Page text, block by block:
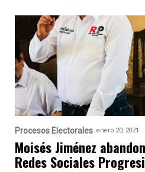
Procesos Electorales enero 20, 2021
Moisés Jiménez
Redes Sociales